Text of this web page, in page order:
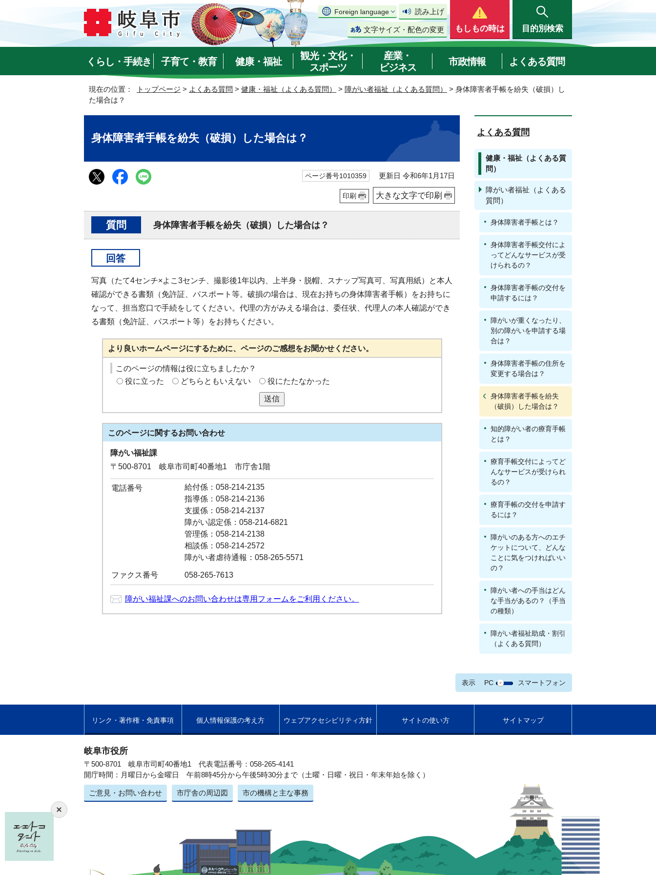
Foreign language 読み上げ
文字サイズ・配色の変更 もしもの時は 目的別検索
くらし・手続き 子育て・教育 健康・福祉
観光・文化・
スポーツ
産業・
ビジネス
市政情報 よくある質問
現在の位置： トップページ > よくある質問 > 健康・福祉（よくある質問） > 障がい者福祉（よくある質問）
> 身体障害者手帳を紛失（破損）し
た場合は？
身体障害者手帳を紛失（破損）した場合は？
ページ番号1010359 更新日 令和6年1月17日
印刷 大きな文字で印刷
質問 身体障害者手帳を紛失（破損）した場合は？
回答
写真（たて4センチ×よこ3センチ、撮影後1年以内、上半身・脱帽、スナップ写真可、写真用紙）と本人
確認ができる書類（免許証、パスポート等。破損の場合は、現在お持ちの身体障害者手帳）をお持ちに
なって、担当窓口で手続をしてください。代理の方がみえる場合は、委任状、代理人の本人確認ができ
る書類（免許証、パスポート等）をお持ちください。
より良いホームページにするために、ページのご感想をお聞かせください。
このページの情報は役に立ちましたか？
役に立った
どちらともいえない 役にたたなかった
送信
このページに関するお問い合わせ
障がい福祉課
〒500-8701 岐阜市司町40番地1 市庁舎1階
電話番号
給付係：058-214-2135
指導係：058-214-2136
支援係：058-214-2137
障がい認定係：058-214-6821
管理係：058-214-2138
相談係：058-214-2572
障がい者虐待通報：058-265-5571
ファクス番号 058-265-7613
障がい福祉課へのお問い合わせは専用フォームをご利用ください。
よくある質問
健康・福祉（よくある質
問）
障がい者福祉（よくある
質問）
身体障害者手帳とは？
身体障害者手帳交付によ
ってどんなサービスが受
けられるの？
身体障害者手帳の交付を
申請するには？
障がいが重くなったり、
別の障がいを申請する場
合は？
身体障害者手帳の住所を
変更する場合は？
身体障害者手帳を紛失
（破損）した場合は？
知的障がい者の療育手帳
とは？
療育手帳交付によってど
んなサービスが受けられ
るの？
療育手帳の交付を申請す
るには？
障がいのある方へのエチ
ケットについて、どんな
ことに気をつければいい
の？
障がい者への手当はどん
な手当があるの？（手当
の種類）
障がい者福祉助成・割引
（よくある質問）
表示 PC スマートフォン
リンク・著作権・免責事項 個人情報保護の考え方 ウェブアクセシビリティ方針 サイトの使い方 サイトマップ
岐阜市役所
〒500-8701 岐阜市司町40番地1 代表電話番号：058-265-4141
開庁時間：月曜日から金曜日 午前8時45分から午後5時30分まで（土曜・日曜・祝日・年末年始を除く）
ご意見・お問い合わせ 市庁舎の周辺図 市の機構と主な事務